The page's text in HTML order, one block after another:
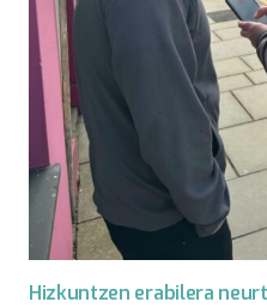
Hizkuntzen erabilera